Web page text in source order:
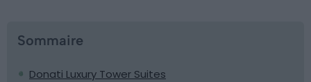
Sommaire
Donati Luxury Tower Suites